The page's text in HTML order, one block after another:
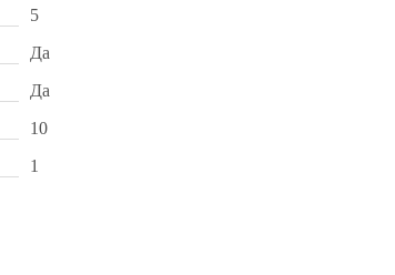
5
Да
Да
10
1